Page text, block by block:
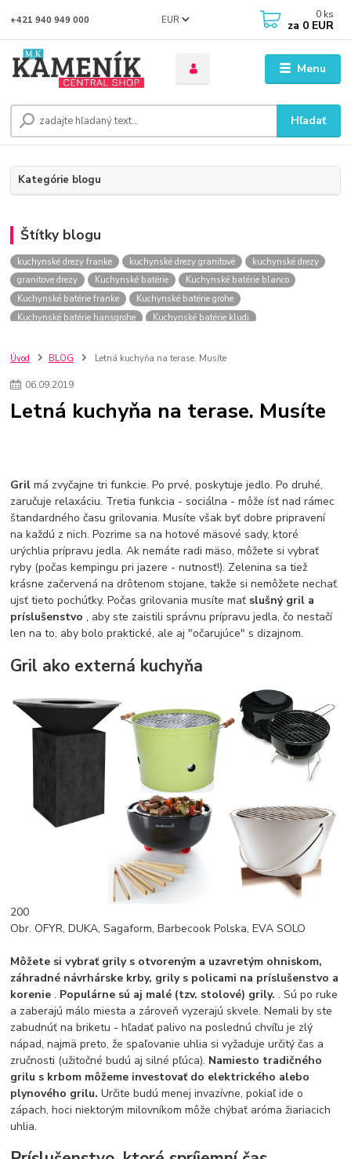
Menu
EUR
Hľadať
+421 940 949 000 0 ks
za 0 EUR
Kategórie blogu
Štítky blogu
kuchynské drezy franke kuchynské drezy granitové
kuchynské drezy
granitove drezy
Kuchynské batérie
Kuchynské batérie blanco
Kuchynské batérie franke
Kuchynské batérie grohe
Kuchynské batérie hansgrohe
Kuchynské batérie kludi
kuchynské batérie sagittarius
kuchynské batérie
kuchynské drezy sety
kúpelňové batérie
vodovodné batérie do kúpelne kuchynske
drez
Umývadlá
Rohové umývadlá
Zlaté umývadlá
Zápustné umývadlá
sprchový záves
vodovodná batéria
čierna kúpelňová batéria
vaňa retro
voľne stojaca vaňa
Bez DPH
Ako znížiť náklady
Ako znížiť náklady na firmu
szco nakup bez dph
szco nakup bez dph nakupovanie na firmu bez dph
nákup bez dph v eu ň
Úvod BLOG Letná kuchyňa na terase. Musíte
06.09.2019
Letná kuchyňa na terase. Musíte
Grilmá zvyčajne tri funkcie. Po prvé, poskytuje jedlo. Po druhé,
zaručuje relaxáciu. Tretia funkcia - sociálna - môže ísť nad rámec
štandardného času grilovania. Musíte však byť dobre pripravení
na každú z nich. Pozrime sa na hotové mäsové sady, ktoré
urýchlia prípravu jedla. Ak nemáte radi mäso, môžete si vybrať
ryby (počas kempingu pri jazere - nutnosť!). Zelenina sa tiež
krásne začervená na drôtenom stojane, takže si nemôžete nechať
ujsť tieto pochúťky. Počas grilovania musíte mať slušný gril a
príslušenstvo, aby ste zaistili správnu prípravu jedla, čo nestačí
len na to, aby bolo praktické, ale aj "očarujúce" s dizajnom.
Gril ako externá kuchyňa
200
Obr. OFYR, DUKA, Sagaform, Barbecook Polska, EVA SOLO
Môžete si vybrať grily s otvoreným a uzavretým ohniskom,
záhradné návrhárske krby, grily s policami na príslušenstvo a
korenie. Populárne sú aj malé (tzv. stolové) grily.. Sú po ruke
a zaberajú málo miesta a zároveň vyzerajú skvele. Nemali by ste
zabudnúť na briketu - hľadať palivo na poslednú chvíľu je zlý
nápad, najmä preto, že spaľovanie uhlia si vyžaduje určitý čas a
zručnosti (užitočné budú aj silné pľúca). Namiesto tradičného
grilu s krbom môžeme investovať do elektrického alebo
plynového grilu.Určite budú menej invazívne, pokiaľ ide o
zápach, hoci niektorým milovníkom môže chýbať aróma žiariacich
uhlia.